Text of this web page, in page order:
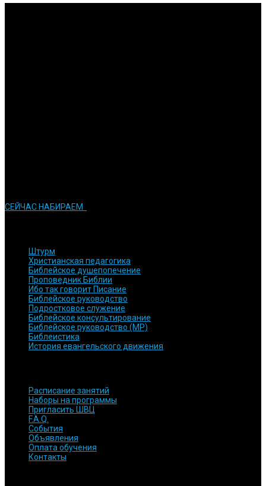
СЕЙЧАС НАБИРАЕМ
Штурм
Христианская педагогика
Библейское душепопечение
Проповедник Библии
Ибо так говорит Писание
Библейское руководство
Подростковое служение
Библейское консультирование
Библейское руководство (МР)
Библеистика
История евангельского движения
Расписание занятий
Наборы на программы
Пригласить ШВЦ
F.A.Q.
События
Объявления
Оплата обучения
Контакты